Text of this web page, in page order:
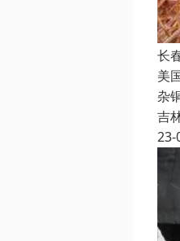
长
美
杂
吉
23-